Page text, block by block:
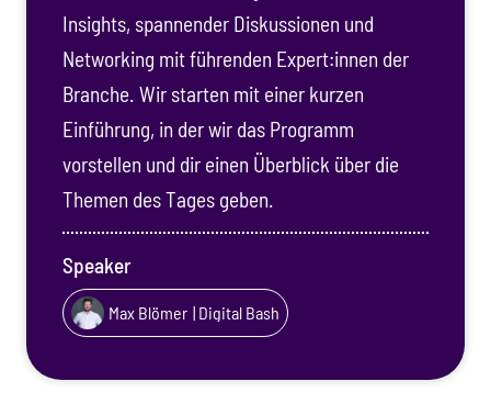
Insights, spannender Diskussionen und
Networking mit führenden Expert:innen der
Branche. Wir starten mit einer kurzen
Einführung, in der wir das Programm
vorstellen und dir einen Überblick über die
Themen des Tages geben.
Speaker
Max Blömer | Digital Bash